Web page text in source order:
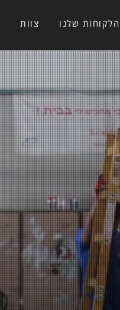
הלקוחות שלנו צוות